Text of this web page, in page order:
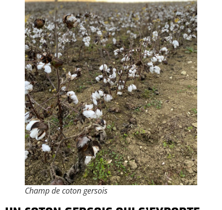
Champ de coton gersois